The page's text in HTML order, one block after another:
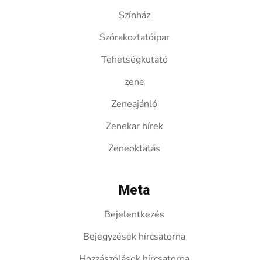
Színház
Szórakoztatóipar
Tehetségkutató
zene
Zeneajánló
Zenekar hírek
Zeneoktatás
Meta
Bejelentkezés
Bejegyzések hírcsatorna